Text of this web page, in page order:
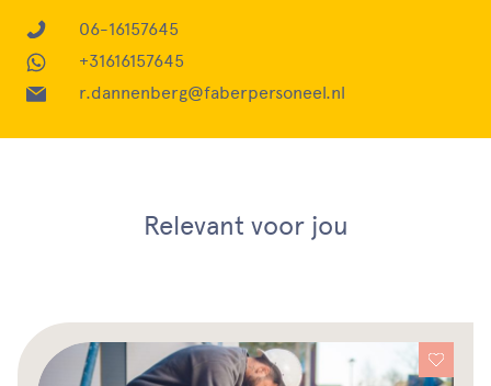
06-16157645
+31616157645
r.dannenberg@faberpersoneel.nl
Relevant voor jou